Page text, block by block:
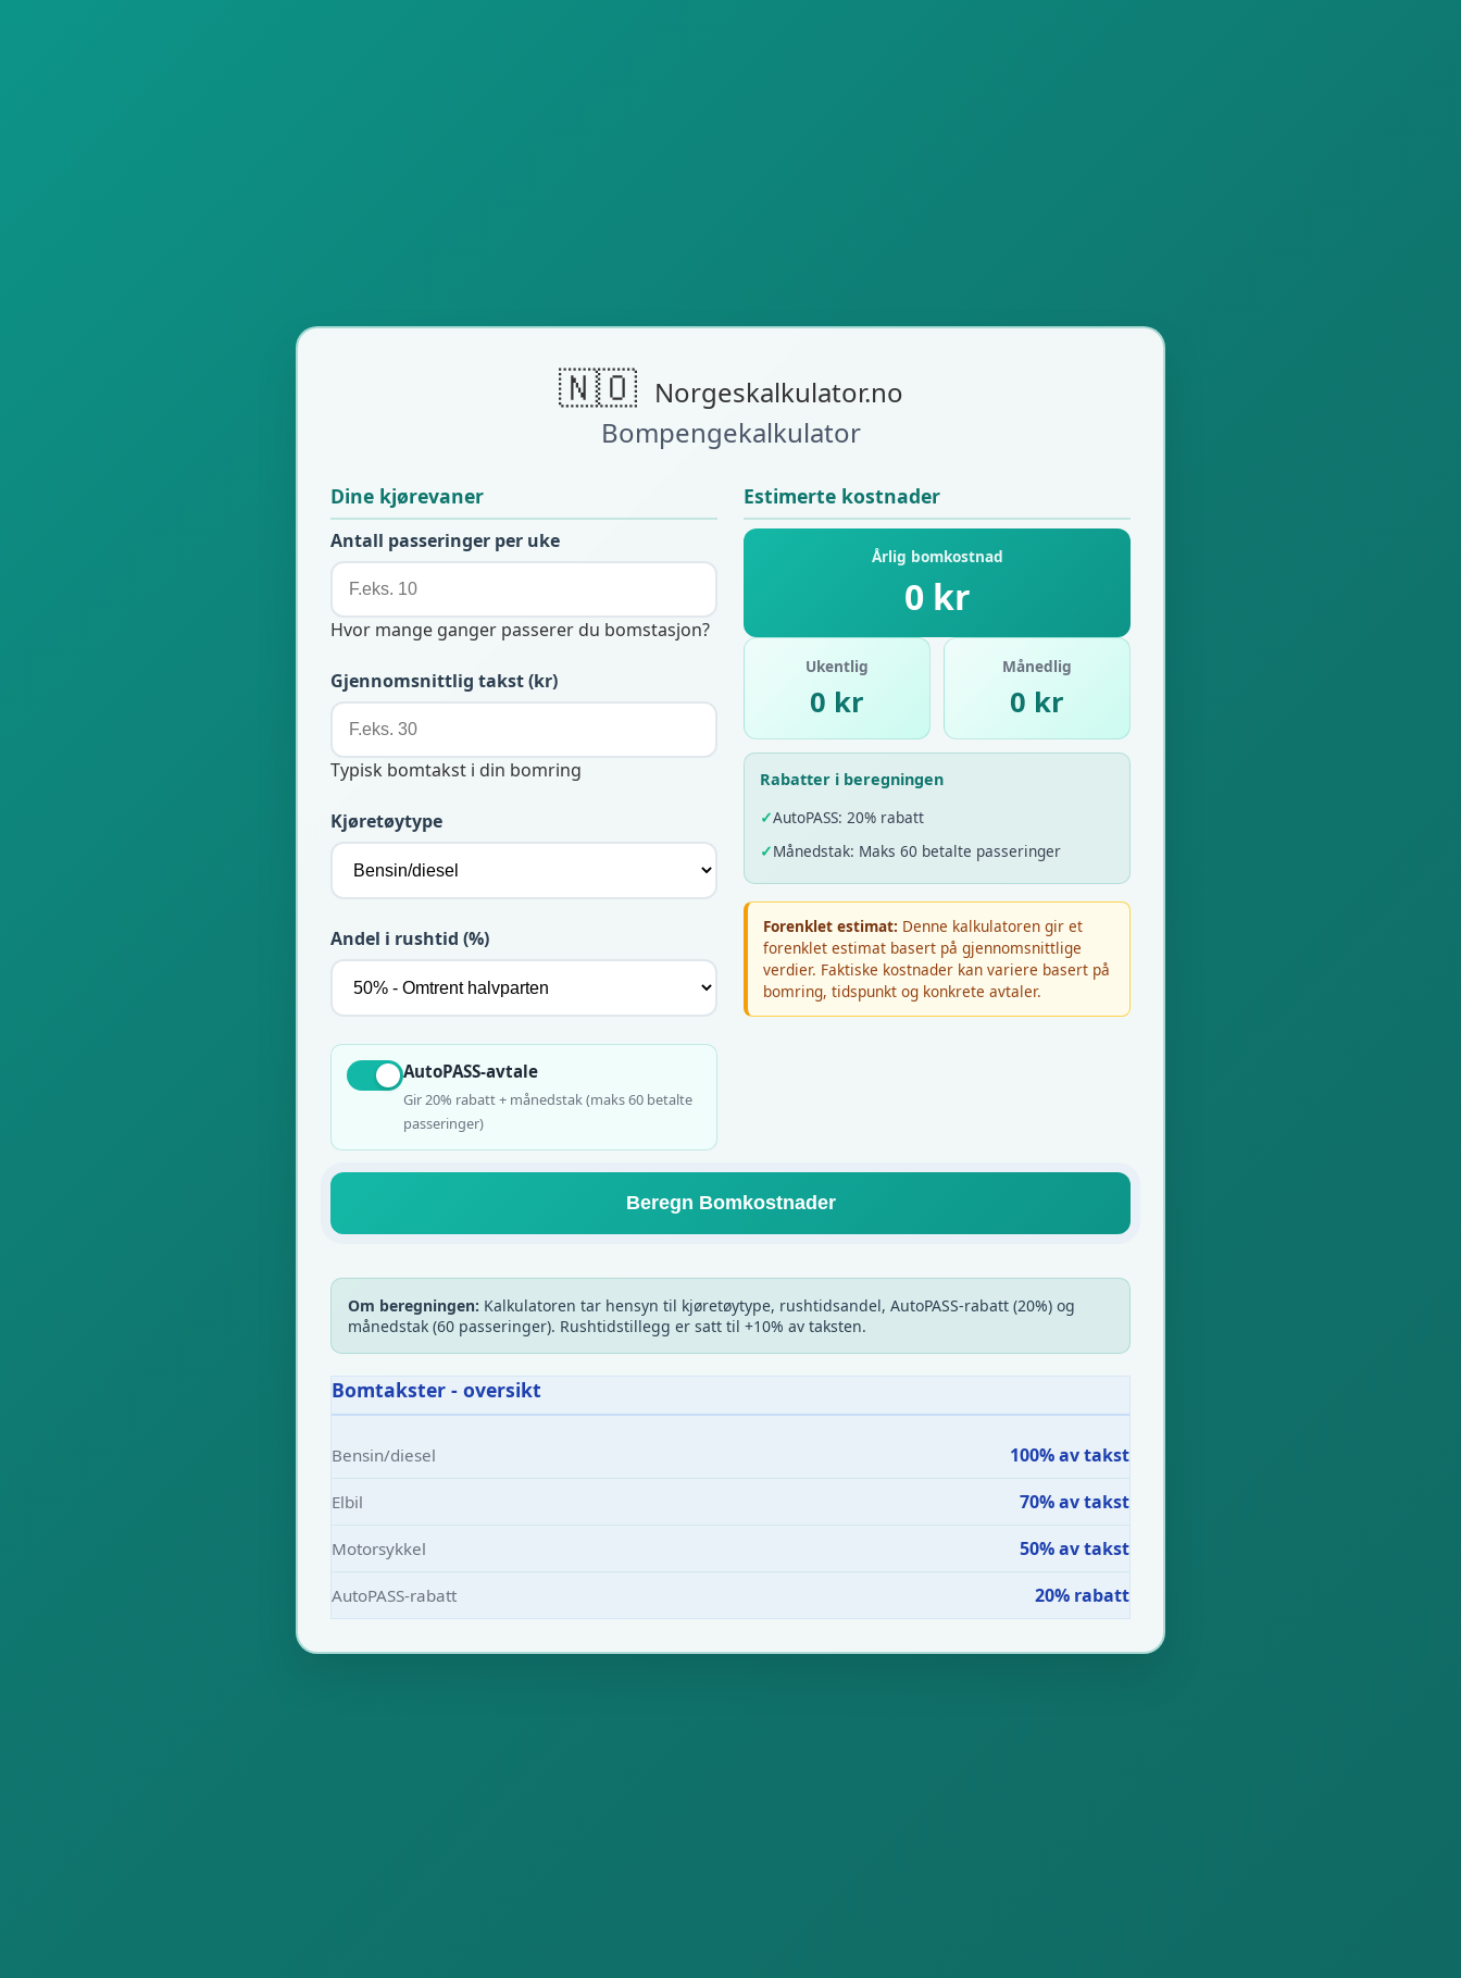
🇳🇴 Norgeskalkulator.no
Bompengekalkulator
Dine kjørevaner
Antall passeringer per uke
Hvor mange ganger passerer du bomstasjon?
Gjennomsnittlig takst (kr)
Typisk bomtakst i din bomring
Kjøretøytype
Andel i rushtid (%)
AutoPASS-avtale
Gir 20% rabatt + månedstak (maks 60 betalte
passeringer)
Estimerte kostnader
Årlig bomkostnad
0 kr
Ukentlig
0 kr
Månedlig
0 kr
Rabatter i beregningen
✓AutoPASS: 20% rabatt
✓Månedstak: Maks 60 betalte passeringer
Forenklet estimat: Denne kalkulatoren gir et
forenklet estimat basert på gjennomsnittlige
verdier. Faktiske kostnader kan variere basert på
bomring, tidspunkt og konkrete avtaler.
Beregn Bomkostnader
Om beregningen: Kalkulatoren tar hensyn til kjøretøytype, rushtidsandel, AutoPASS-rabatt (20%) og
månedstak (60 passeringer). Rushtidstillegg er satt til +10% av taksten.
Bomtakster - oversikt
Bensin/diesel 100% av takst
Elbil 70% av takst
Motorsykkel 50% av takst
AutoPASS-rabatt 20% rabatt